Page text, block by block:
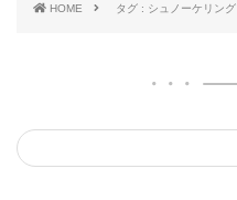
HOME タグ : シュノーケリング